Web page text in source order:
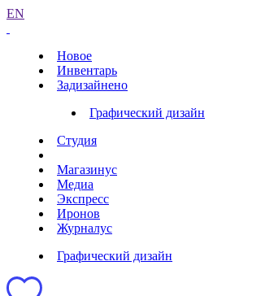
EN
Новое
Инвентарь
Задизайнено
Графический дизайн
Студия
Магазинус
Медиа
Экспресс
Иронов
Журналус
Графический дизайн